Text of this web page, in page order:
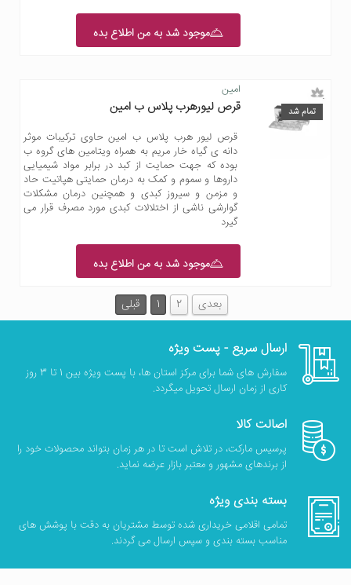
موجود شد به من اطلاع بده
تمام شد
امین
قرص لیورهرب پلاس ب امین
قرص لیور هرب پلاس ب امین حاوی ترکیبات موثر
دانه ی گیاه خار مریم به همراه ویتامین های گروه ب
بوده که جهت حمایت از کبد در برابر مواد شیمیایی
داروها و سموم و کمک به درمان حمایتی هپاتیت حاد
و مزمن و سیروز کبدی و همچنین درمان مشکلات
گوارشی ناشی از اختلالات کبدی مورد مصرف قرار می
گیرد
موجود شد به من اطلاع بده
قبلی 1 2 بعدی
ارسال سریع - پست ویژه
سفارش های شما برای مرکز استان ها، با پست ویژه بین 1 تا 3 روز
کاری از زمان ارسال تحویل میگردد.
اصالت کالا
پرسیس مارکت، در تلاش است تا در هر زمان بتواند محصولات خود را
از برندهای مشهور و معتبر بازار عرضه نماید.
بسته بندی ویژه
تمامی اقلامی خریداری شده توسط مشتریان به دقت با پوشش های
مناسب بسته بندی و سپس ارسال می گردند.